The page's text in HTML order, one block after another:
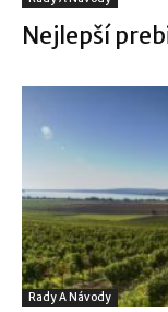
Nejlepší
Rady A Návody